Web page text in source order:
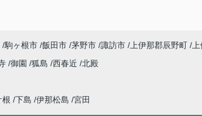
駒ヶ根市 飯田市 茅野市 諏訪市 上伊那郡辰野町
御園 狐島 西春近 北殿
根 下島 伊那松島 宮田